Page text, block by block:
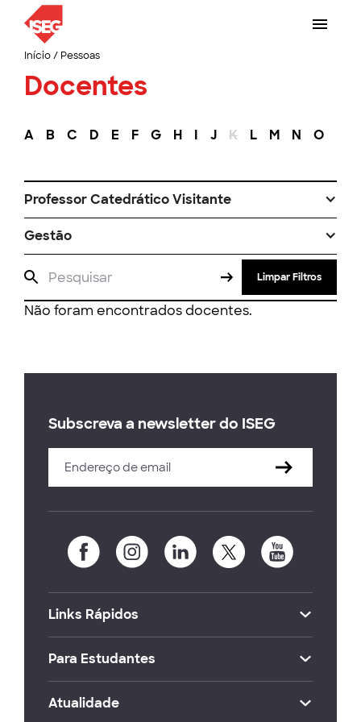
Início/ Pessoas
Docentes
A B C D E F G H I J K L M N O
Professor Catedrático Visitante
Gestão
Limpar Filtros
Não foram encontrados docentes.
Subscreva a newsletter do ISEG
Links Rápidos
Para Estudantes
Atualidade